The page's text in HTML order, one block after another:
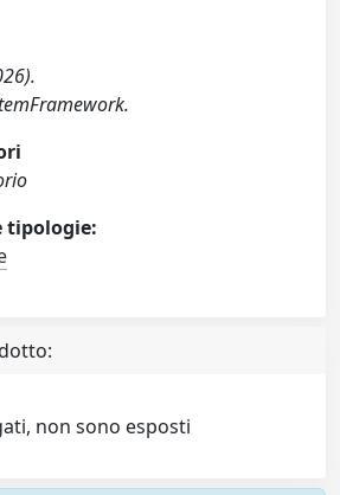
tipologie:
non sono esposti